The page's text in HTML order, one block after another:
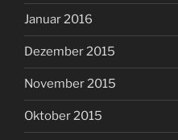
Januar 2016
Dezember 2015
November 2015
Oktober 2015